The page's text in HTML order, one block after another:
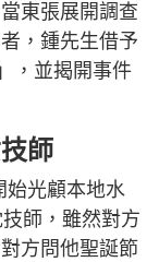
東張展開調查
，鍾先生借予
，並揭開事件
師
始光顧本地水
師，雖然對方
方問他聖誕節